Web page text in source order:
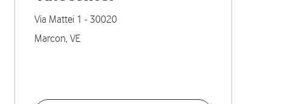
Via Mattei 1 - 30020
Marcon, VE